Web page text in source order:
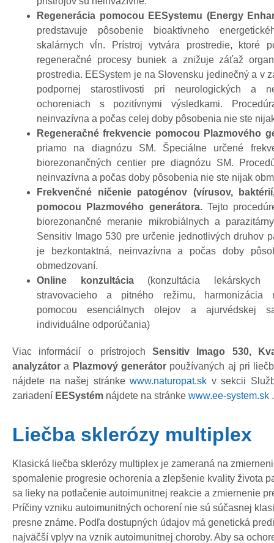
Regenerácia pomocou EESystemu (Energy
predstavuje pôsobenie bioaktívneho
skalárnych vĺn. Prístroj vytvára prostredie, ktoré
regeneračné procesy buniek a znižuje záťaž
prostredia. EESystem je na Slovensku jedinečný a v
podpornej starostlivosti pri neurologických a
ochoreniach s pozitívnymi výsledkami.
neinvazívna a počas celej doby pôsobenia nie ste
Regeneračné frekvencie pomocou Plazmového
priamo na diagnózu SM. Špeciálne určené
biorezonančných centier pre diagnózu SM.
neinvazívna a počas doby pôsobenia nie ste nijak
Frekvenčné ničenie patogénov (vírusov,
pomocou Plazmového generátora.Tejto
biorezonančné meranie mikrobiálnych a
Sensitiv Imago 530 pre určenie jednotlivých druhov
je bezkontaktná, neinvazívna a počas doby
obmedzovaní.
Online konzultácia(konzultácia lekárskych
stravovacieho a pitného režimu, harmonizácia
pomocou esenciálnych olejov a ajurvédskej
individuálne odporúčania)
Viac informácií o prístrojoch Sensitiv Imago 530,
analyzátor a Plazmový generátor používaných aj pri
nájdete na našej stránke www.naturopat.sk v sekcii
zariadení EESystém nájdete na stránke www.ee-system.sk .
Liečba sklerózy multiplex
Klasická liečba sklerózy multiplex je zameraná na
spomalenie progresie ochorenia a zlepšenie kvality života
sa lieky na potlačenie autoimunitnej reakcie a zmiernenie
Príčiny vzniku autoimunitných ochorení nie sú súčasnej
presne známe. Podľa dostupných údajov má genetická
najväčší vplyv na vznik autoimunitnej choroby. Aby sa